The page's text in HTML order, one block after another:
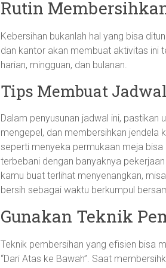
Rutin
Kebersihan bukanlah hal yang bisa
dan kantor akan membuat aktivitas ini
harian, mingguan, dan bulanan.
Tips Membuat
Dalam penyusunan jadwal ini,
mengepel, dan membersihkan jendela
seperti menyeka permukaan meja
terbebani dengan banyaknya
kamu buat terlihat menyenangkan,
bersih sebagai waktu berkumpul
Gunakan Teknik
Teknik pembersihan yang efisien bisa
“Dari Atas ke Bawah”. Saat